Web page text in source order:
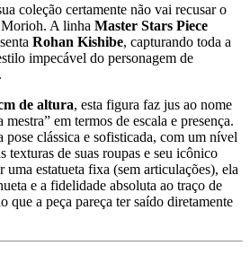
coleção certamente não vai recusar o
A linha Master Stars Piece
Rohan Kishibe, capturando toda a
impecável do personagem de
.
de altura, esta figura faz jus ao nome
em termos de escala e presença.
pose clássica e sofisticada, com um nível
texturas de suas roupas e seu icônico
uma estatueta fixa (sem articulações), ela
e a fidelidade absoluta ao traço de
a peça pareça ter saído diretamente